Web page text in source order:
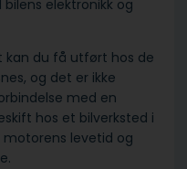
elektronikk og
kan du få utført hos de
og det er ikke
med en
hos et bilverksted i
levetid og